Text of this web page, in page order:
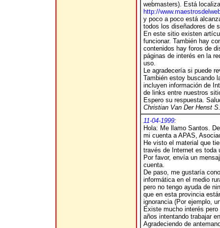
webmasters). Está
http://
y poco a poco está
todos los diseñadores de
En este sitio existen
funcionar. También hay
contenidos hay foros de
páginas de interés en la
uso.
Le agradecería si puede
También estoy buscando
incluyen información de
de links entre nuestros
Espero su respuesta.
Christian Van Der Henst S.
11-04-1999:
Hola: Me llamo Santos.
mi cuenta a APAS,
He visto el material que
través de Internet es toda
Por favor, envía un
cuenta.
De paso, me gustaría
informática en el medio
pero no tengo ayuda de
que en esta provincia
ignorancia (Por ejemplo,
Existe mucho interés
años intentando trabajar
Agradeciendo de